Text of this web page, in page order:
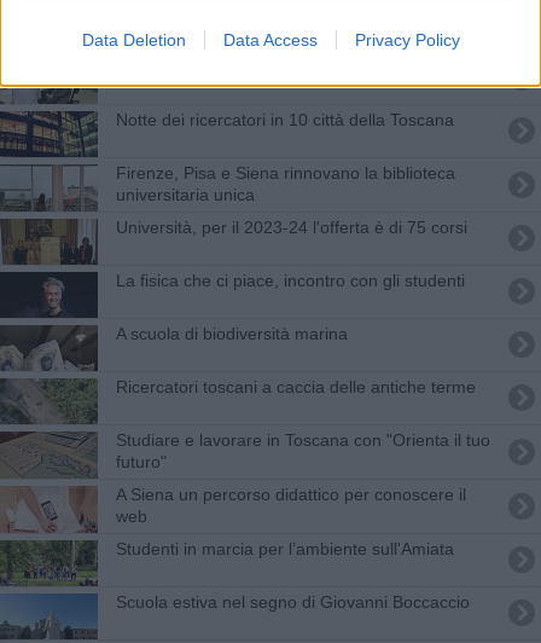
Data Deletion Data Access Privacy Policy
​Notte dei ricercatori in 10 città della Toscana
Firenze, Pisa e Siena rinnovano la biblioteca
universitaria unica
Università, per il 2023-24 l'offerta è di 75 corsi
La fisica che ci piace, incontro con gli studenti
A scuola di biodiversità marina
Ricercatori toscani a caccia delle antiche terme
Studiare e lavorare in Toscana con "Orienta il tuo
futuro"
A Siena un percorso didattico per conoscere il
web
Studenti in marcia per l’ambiente sull'Amiata
Scuola estiva nel segno di Giovanni Boccaccio